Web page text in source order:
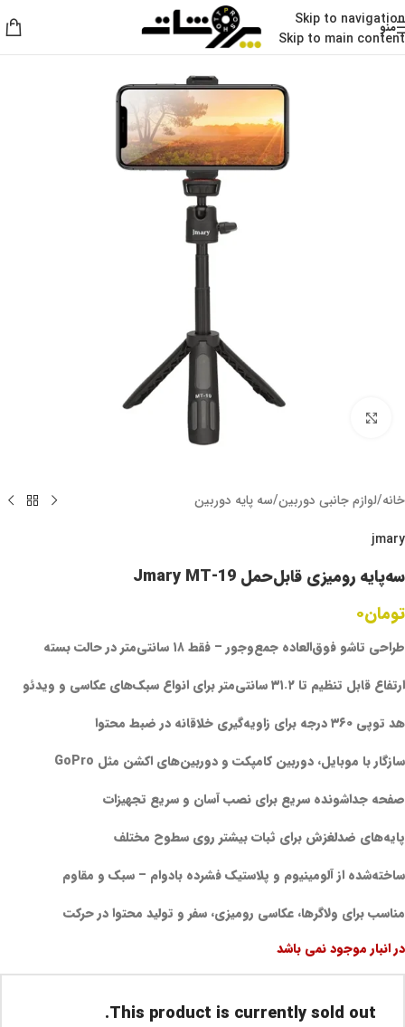
Skip to navigation
Skip to main content
منو
خانه/لوازم جانبی دوربین/سه پایه دوربین
jmary
سه‌پایه رومیزی قابل‌حمل Jmary MT-19
تومان۰
طراحی تاشو فوق‌العاده جمع‌وجور – فقط ۱۸ سانتی‌متر در حالت بسته
ارتفاع قابل تنظیم تا ۳۱.۲ سانتی‌متر برای انواع سبک‌های عکاسی و ویدئو
هد توپی ۳۶۰ درجه برای زاویه‌گیری خلاقانه در ضبط محتوا
سازگار با موبایل، دوربین کامپکت و دوربین‌های اکشن مثل GoPro
صفحه جداشونده سریع برای نصب آسان و سریع تجهیزات
پایه‌های ضدلغزش برای ثبات بیشتر روی سطوح مختلف
ساخته‌شده از آلومینیوم و پلاستیک فشرده بادوام – سبک و مقاوم
مناسب برای ولاگرها، عکاسی رومیزی، سفر و تولید محتوا در حرکت
در انبار موجود نمی باشد
This product is currently sold out.